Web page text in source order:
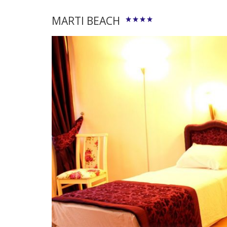
MARTI BEACH